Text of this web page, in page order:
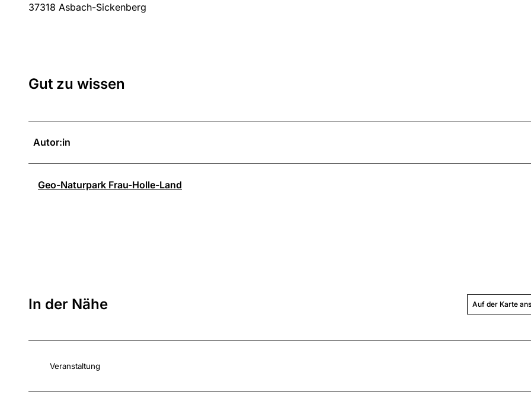
37318 Asbach-Sickenberg
Gut zu wissen
Autor:in
Geo-Naturpark Frau-Holle-Land
In der Nähe Auf der Karte
Veranstaltung